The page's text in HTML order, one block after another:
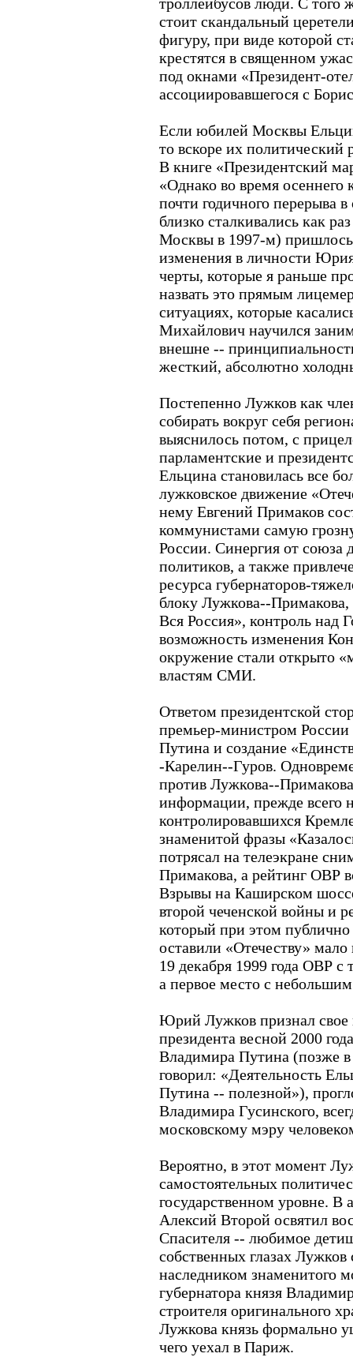
стоит скандальный
фигуру, при виде которой
крестятся в священном
под окнами «Президент-
ассоциировавшегося с
Если юбилей Москвы
то вскоре их политический
В книге «Президентский
«Однако во время осеннего
почти годичного перерыва
близко сталкивались как
Москвы в 1997-м) пришлось
изменения в личности
черты, которые я раньше
назвать это прямым
ситуациях, которые
Михайлович научился
внешне --
жесткий, абсолютно
Постепенно Лужков как
собирать вокруг себя
выяснилось потом, с
парламентские и
Ельцина становилась все
лужковское движение
нему Евгений Примаков
коммунистами самую
России. Синергия от союза
политиков, а также
ресурса губернаторов-
блоку Лужкова--
Вся Россия», контроль над
возможность изменения
окружение стали открыто
властям СМИ.
Ответом президентской
премьер-министром
Путина и создание
-Карелин--Гуров.
против Лужкова--
информации, прежде всего
контролировавшихся
знаменитой фразы
потрясал на телеэкране
Примакова, а рейтинг ОВР
Взрывы на Каширском
второй чеченской войны и
который при этом
оставили «Отечеству»
19 декабря 1999 года ОВР с
а первое место с
Юрий Лужков признал свое
президента весной 2000
Владимира Путина (позже
говорил: «Деятельность
Путина -- полезной»),
Владимира Гусинского,
московскому мэру
Вероятно, в этот момент
самостоятельных
государственном уровне. В
Алексий Второй освятил
Спасителя -- любимое
собственных глазах
наследником знаменитого
губернатора князя
строителя оригинального
Лужкова князь формально
чего уехал в Париж.